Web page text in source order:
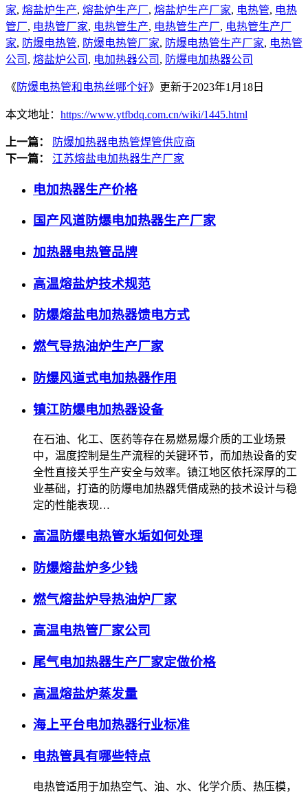
家, 熔盐炉生产, 熔盐炉生产厂, 熔盐炉生产厂家, 电热管, 电热
管厂, 电热管厂家, 电热管生产, 电热管生产厂, 电热管生产厂
家, 防爆电热管, 防爆电热管厂家, 防爆电热管生产厂家, 电热管
公司 , 熔盐炉公司 , 电加热器公司 , 防爆电加热器公司
《 防爆电热管和电热丝哪个好》更新于2023年1月18日
本文地址： https://www.ytfbdq.com.cn/wiki/1445.html
上一篇：
防爆加热器电热管焊管供应商
下一篇：
江苏熔盐电加热器生产厂家
电加热器生产价格
国产风道防爆电加热器生产厂家
加热器电热管品牌
高温熔盐炉技术规范
防爆熔盐电加热器馈电方式
燃气导热油炉生产厂家
防爆风道式电加热器作用
镇江防爆电加热器设备
在石油、化工、医药等存在易燃易爆介质的工业场景
中，温度控制是生产流程的关键环节，而加热设备的安
全性直接关乎生产安全与效率。镇江地区依托深厚的工
业基础，打造的防爆电加热器凭借成熟的技术设计与稳
定的性能表现…
高温防爆电热管水垢如何处理
防爆熔盐炉多少钱
燃气熔盐炉导热油炉厂家
高温电热管厂家公司
尾气电加热器生产厂家定做价格
高温熔盐炉蒸发量
海上平台电加热器行业标准
电热管具有哪些特点
电热管适用于加热空气、油、水、化学介质、热压模，